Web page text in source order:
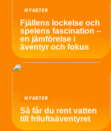
NYHETER
Fjällens lockelse och
spelens fascination –
en jämförelse i
äventyr och fokus
NYHETER
Så får du rent vatten
till friluftsäventyret